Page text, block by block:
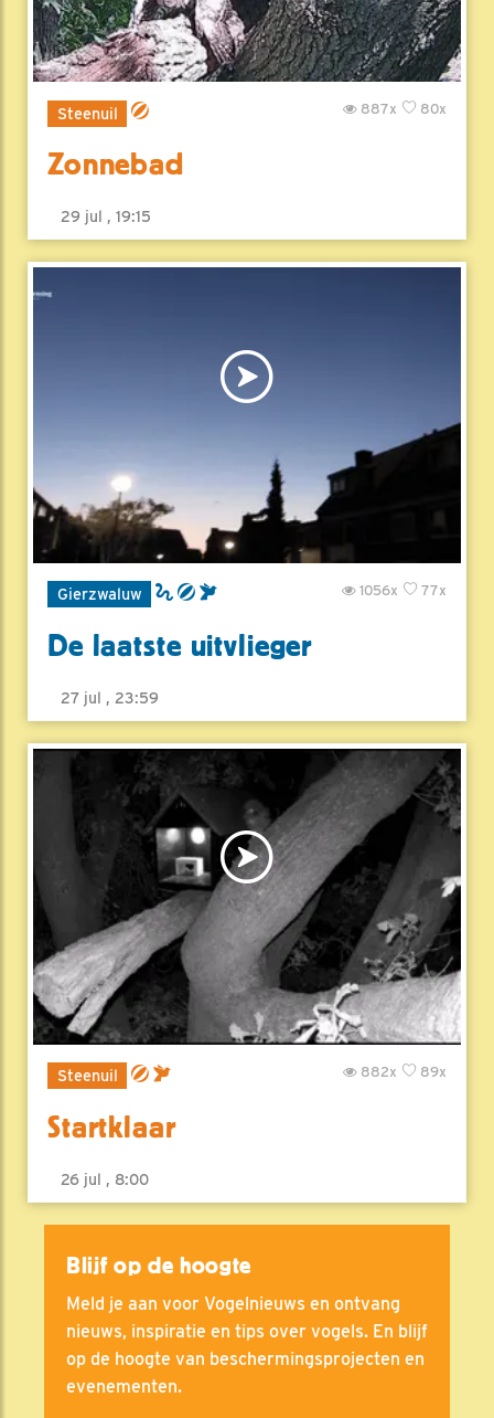
Steenuil 80x
887x
Zonnebad
29 jul , 19:15
Gierzwaluw 77x
1056x
De laatste uitvlieger
27 jul , 23:59
Steenuil 89x
882x
Startklaar
26 jul , 8:00
Blijf op de hoogte
Meld je aan voor Vogelnieuws en ontvang
nieuws, inspiratie en tips over vogels. En blijf
op de hoogte van beschermingsprojecten en
evenementen.